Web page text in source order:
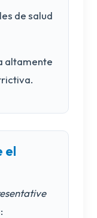
de salud
altamente
el